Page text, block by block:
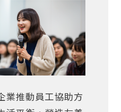
業推動員工協助方